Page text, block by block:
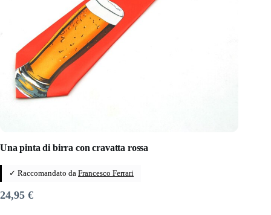
Una pinta di birra con cravatta rossa
✓ Raccomandato da Francesco Ferrari
24,95 €